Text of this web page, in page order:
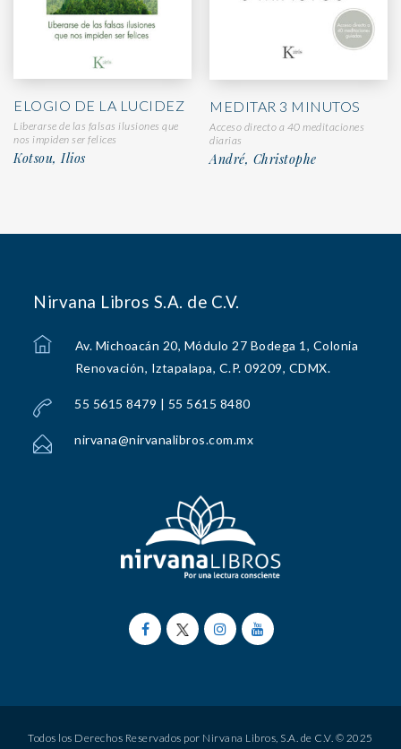
ELOGIO DE LA LUCIDEZ
Liberarse de las falsas ilusiones que
nos impiden ser felices
Kotsou, Ilios
MEDITAR 3 MINUTOS
Acceso directo a 40 meditaciones
diarias
André, Christophe
Nirvana Libros S.A. de C.V.
Av. Michoacán 20, Módulo 27 Bodega 1, Colonia
Renovación, Iztapalapa, C.P. 09209, CDMX.
55 5615 8479 | 55 5615 8480
nirvana@nirvanalibros.com.mx
Todos los Derechos Reservados por Nirvana Libros, S.A. de C.V. © 2025